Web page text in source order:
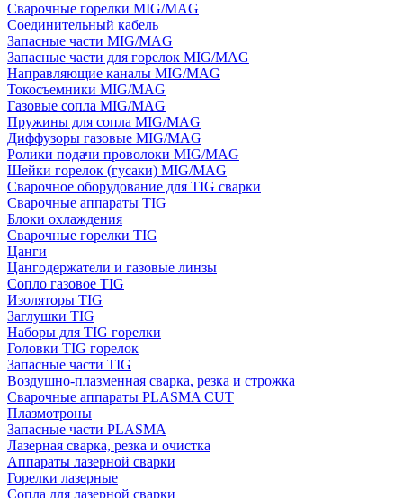
Сварочные горелки MIG/MAG
Соединительный кабель
Запасные части MIG/MAG
Запасные части для горелок MIG/MAG
Направляющие каналы MIG/MAG
Токосъемники MIG/MAG
Газовые сопла MIG/MAG
Пружины для сопла MIG/MAG
Диффузоры газовые MIG/MAG
Ролики подачи проволоки MIG/MAG
Шейки горелок (гусаки) MIG/MAG
Сварочное оборудование для TIG сварки
Сварочные аппараты TIG
Блоки охлаждения
Сварочные горелки TIG
Цанги
Цангодержатели и газовые линзы
Сопло газовое TIG
Изоляторы TIG
Заглушки TIG
Наборы для TIG горелки
Головки TIG горелок
Запасные части TIG
Воздушно-плазменная сварка, резка и строжка
Сварочные аппараты PLASMA CUT
Плазмотроны
Запасные части PLASMA
Лазерная сварка, резка и очистка
Аппараты лазерной сварки
Горелки лазерные
Сопла для лазерной сварки